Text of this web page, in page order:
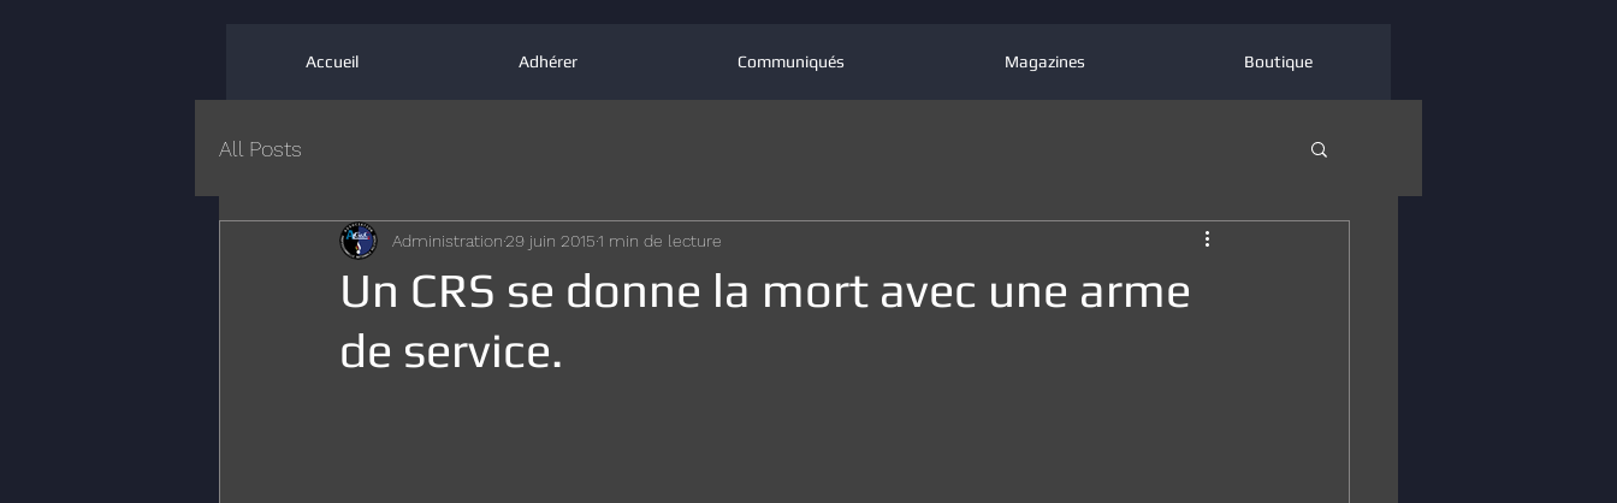
Accueil Adhérer Communiqués Magazines Boutique
All Posts
Un CRS se donne la mort avec une arme
de service.
Administration29 juin 2015 1 min de lecture